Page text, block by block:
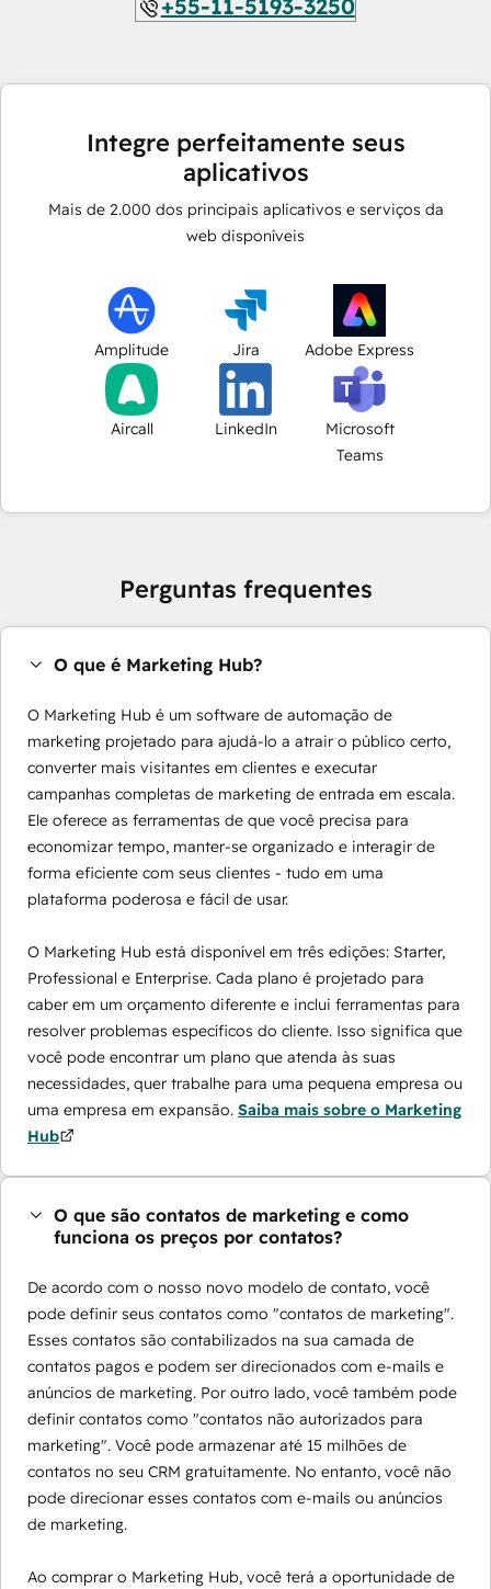
+55-11-5193-3250
Integre perfeitamente seus
aplicativos
Mais de 2.000 dos principais aplicativos e serviços da
web disponíveis
Amplitude Jira Adobe Express
Aircall LinkedIn
Microsoft
Teams
Perguntas frequentes
O que é Marketing Hub?
O Marketing Hub é um software de automação de
marketing projetado para ajudá-lo a atrair o público certo,
converter mais visitantes em clientes e executar
campanhas completas de marketing de entrada em escala.
Ele oferece as ferramentas de que você precisa para
economizar tempo, manter-se organizado e interagir de
forma eficiente com seus clientes - tudo em uma
plataforma poderosa e fácil de usar.
O Marketing Hub está disponível em três edições: Starter,
Professional e Enterprise. Cada plano é projetado para
caber em um orçamento diferente e inclui ferramentas para
resolver problemas específicos do cliente. Isso significa que
você pode encontrar um plano que atenda às suas
necessidades, quer trabalhe para uma pequena empresa ou
uma empresa em expansão. Saiba mais sobre o Marketing
Hub
O que são contatos de marketing e como
funciona os preços por contatos?
De acordo com o nosso novo modelo de contato, você
pode definir seus contatos como "contatos de marketing".
Esses contatos são contabilizados na sua camada de
contatos pagos e podem ser direcionados com e-mails e
anúncios de marketing. Por outro lado, você também pode
definir contatos como "contatos não autorizados para
marketing". Você pode armazenar até 15 milhões de
contatos no seu CRM gratuitamente. No entanto, você não
pode direcionar esses contatos com e-mails ou anúncios
de marketing.
Ao comprar o Marketing Hub, você terá a oportunidade de